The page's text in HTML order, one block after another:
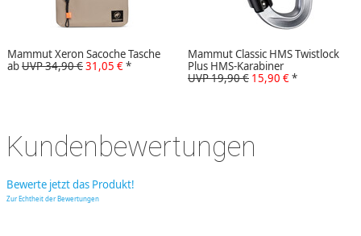
Mammut Xeron Sacoche Tasche
abUVP 34,90 €31,05 €*
Mammut Classic HMS Twistlock
Plus HMS-Karabiner
UVP 19,90 € 15,90 €*
Kundenbewertungen
Bewerte jetzt das Produkt!
Zur Echtheit der Bewertungen